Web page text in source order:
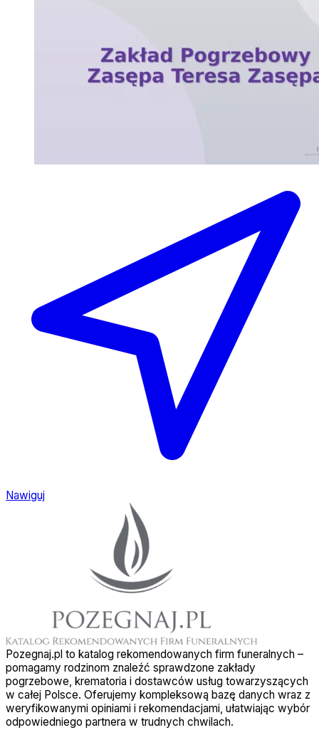
Nawiguj
Pozegnaj.pl to katalog rekomendowanych firm funeralnych –
pomagamy rodzinom znaleźć sprawdzone zakłady
pogrzebowe, krematoria i dostawców usług towarzyszących
w całej Polsce. Oferujemy kompleksową bazę danych wraz z
weryfikowanymi opiniami i rekomendacjami, ułatwiając wybór
odpowiedniego partnera w trudnych chwilach.